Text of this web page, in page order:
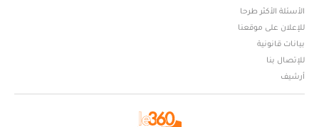
الأسئلة الأكثر طرحا
للإعلان على موقعنا
بيانات قانونية
للإتصال بنا
أرشيف